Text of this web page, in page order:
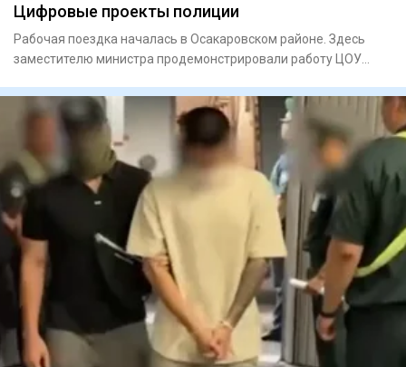
Цифровые проекты полиции
Рабочая поездка началась в Осакаровском районе. Здесь
замес­тителю министра продемонстрировали работу ЦОУ